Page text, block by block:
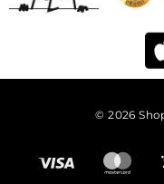
© 2026